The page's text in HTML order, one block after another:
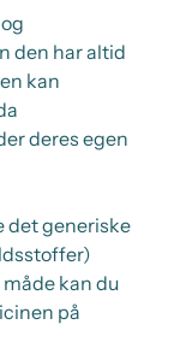
den har altid
kan
deres egen
det generiske
kan du
på